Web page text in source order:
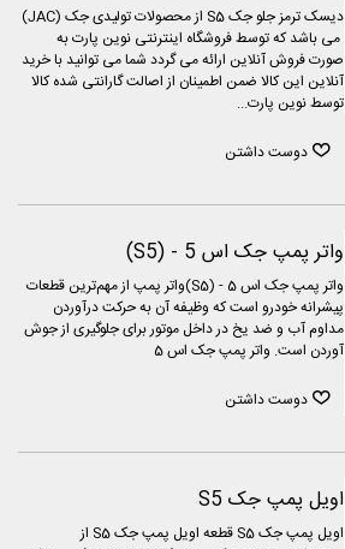
دیسک ترمز جلو جک S5 از محصولات تولیدی جک (JAC)
می باشد که توسط فروشگاه اینترنتی نوین پارت به
صورت فروش آنلاین ارائه می گردد شما می توانید با خرید
آنلاین این کالا ضمن اطمینان از اصالت گارانتی شده کالا
توسط نوین پارت...
دوست داشتن
واتر پمپ جک اس 5 - (S5)
واتر پمپ جک اس 5 - (S5)واتر پمپ از مهم‌ترین قطعات
پیشرانه خودرو است که وظیفه آن به حرکت درآوردن
مداوم آب و ضد یخ در داخل موتور برای جلوگیری از جوش
آوردن است. واتر پمپ جک اس 5
دوست داشتن
اویل پمپ جک S5
اویل پمپ جک S5 قطعه اویل پمپ جک S5 از